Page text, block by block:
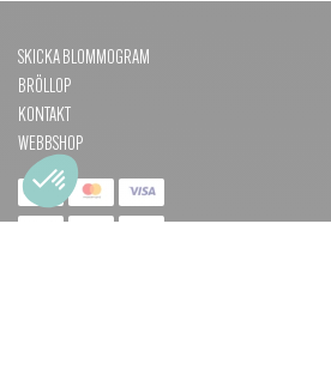
SKICKA BLOMMOGRAM
BRÖLLOP
KONTAKT
WEBBSHOP